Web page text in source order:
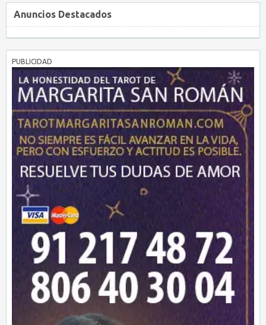
Anuncios Destacados
PUBLICIDAD